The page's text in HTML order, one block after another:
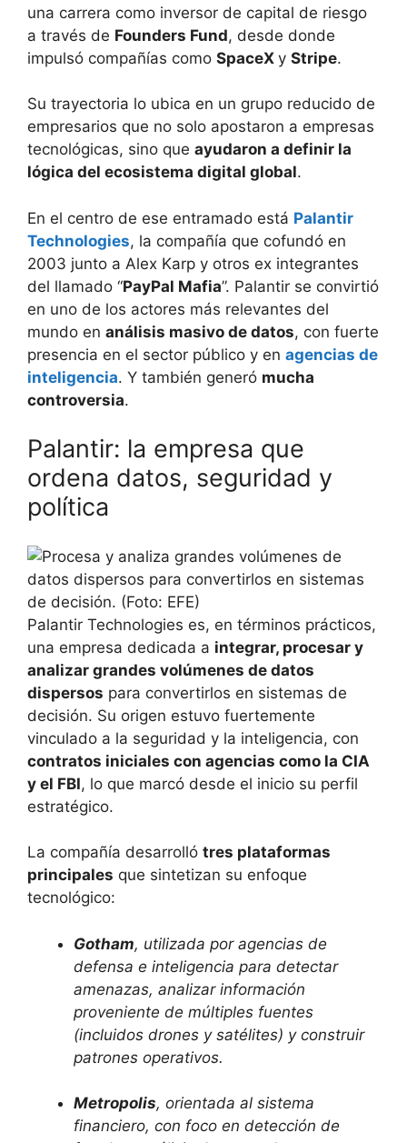
una carrera como inversor de capital de riesgo
a través de Founders Fund, desde donde
impulsó compañías como SpaceX y Stripe.
Su trayectoria lo ubica en un grupo reducido de
empresarios que no solo apostaron a empresas
tecnológicas, sino que ayudaron a definir la
lógica del ecosistema digital global.
En el centro de ese entramado está Palantir
Technologies, la compañía que cofundó en
2003 junto a Alex Karp y otros ex integrantes
del llamado “PayPal Mafia”. Palantir se convirtió
en uno de los actores más relevantes del
mundo en análisis masivo de datos, con fuerte
presencia en el sector público y en agencias de
inteligencia. Y también generó mucha
controversia.
Palantir: la empresa que
ordena datos, seguridad y
política
Palantir Technologies es, en términos prácticos,
una empresa dedicada a integrar, procesar y
analizar grandes volúmenes de datos
dispersos para convertirlos en sistemas de
decisión. Su origen estuvo fuertemente
vinculado a la seguridad y la inteligencia, con
contratos iniciales con agencias como la CIA
y el FBI, lo que marcó desde el inicio su perfil
estratégico.
La compañía desarrolló tres plataformas
principales que sintetizan su enfoque
tecnológico:
Gotham, utilizada por agencias de
defensa e inteligencia para detectar
amenazas, analizar información
proveniente de múltiples fuentes
(incluidos drones y satélites) y construir
patrones operativos.
Metropolis, orientada al sistema
financiero, con foco en detección de